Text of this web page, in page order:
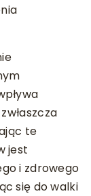
te
jest
i zdrowego
się do walki